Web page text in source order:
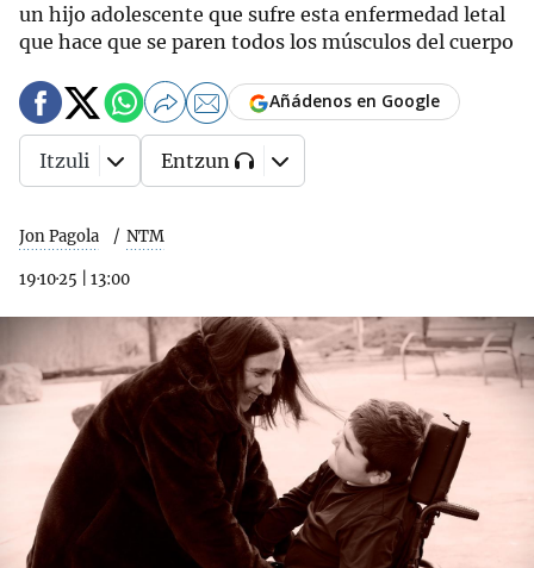
un hijo adolescente que sufre esta enfermedad letal
que hace que se paren todos los músculos del cuerpo
Jon Pagola NTM
19·10·25 13:00
Añádenos en Google
Itzuli Entzun